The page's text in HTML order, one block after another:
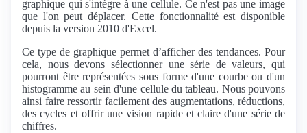
graphique qui s'intègre à une cellule. Ce n'est pas une image
que l'on peut déplacer. Cette fonctionnalité est disponible
depuis la version 2010 d'Excel.
Ce type de graphique permet d’afficher des tendances. Pour
cela, nous devons sélectionner une série de valeurs, qui
pourront être représentées sous forme d'une courbe ou d'un
histogramme au sein d'une cellule du tableau. Nous pouvons
ainsi faire ressortir facilement des augmentations, réductions,
des cycles et offrir une vision rapide et claire d'une série de
chiffres.